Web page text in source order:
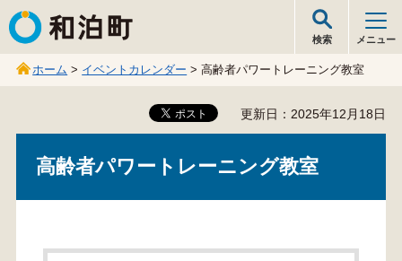
和泊町
検索 メニュー
ホーム > イベントカレンダー > 高齢者パワートレーニング教室
更新日：2025年12月18日
高齢者パワートレーニング教室